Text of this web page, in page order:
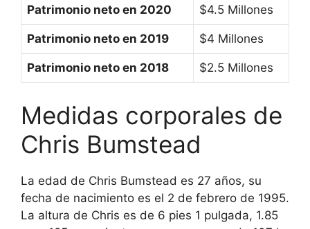
Patrimonio neto en 2020 $4.5 Millones
Patrimonio neto en 2019 $4 Millones
Patrimonio neto en 2018 $2.5 Millones
Medidas corporales de
Chris Bumstead
La edad de Chris Bumstead es 27 años, su
fecha de nacimiento es el 2 de febrero de 1995.
La altura de Chris es de 6 pies 1 pulgada, 1.85